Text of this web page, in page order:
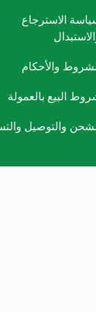
الاسترجاع
والأحكام
البيع بالعمولة
والتوصيل